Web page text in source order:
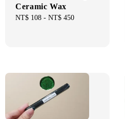
Ceramic Wax
Regular
NT$ 108 -NT$ 450